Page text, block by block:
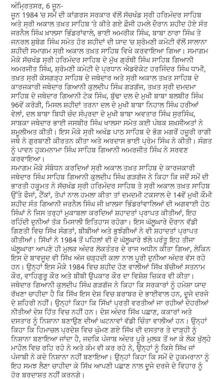
ਅੰਮ੍ਰਿਤਸਰ, 6 ਜੂਨ-
ਜੂਨ 1984 ’ਚ ਸਮੇਂ ਦੀ ਕਾਂਗਰਸ ਸਰਕਾਰ ਵੱਲੋਂ ਸੱਚਖੰਡ ਸ੍ਰੀ ਹਰਿਮੰਦਰ ਸਾਹਿਬ
ਅਤੇ ਸ੍ਰੀ ਅਕਾਲ ਤਖ਼ਤ ਸਾਹਿਬ ’ਤੇ ਕੀਤੇ ਗਏ ਫ਼ੌਜੀ ਹਮਲੇ ਦੌਰਾਨ ਸ਼ਹੀਦ ਹੋਏ ਸੰਤ
ਜਰਨੈਲ ਸਿੰਘ ਖ਼ਾਲਸਾ ਭਿੰਡਰਾਂਵਾਲੇ, ਭਾਈ ਅਮਰੀਕ ਸਿੰਘ, ਬਾਬਾ ਠਾਰਾ ਸਿੰਘ ਤੇ
ਜਨਰਲ ਸ਼ੁਬੇਗ ਸਿੰਘ ਸਮੇਤ ਹੋਰ ਸ਼ਹੀਦਾਂ ਦੀ ਯਾਦ ’ਚ ਸ਼੍ਰੋਮਣੀ ਕਮੇਟੀ ਵੱਲੋਂ ਸਾਲਾਨਾ
ਸ਼ਹੀਦੀ ਸਮਾਗਮ ਸ੍ਰੀ ਅਕਾਲ ਤਖ਼ਤ ਸਾਹਿਬ ਵਿਖੇ ਕਰਵਾਇਆ ਗਿਆ। ਸਮਾਗਮ
ਮੌਕੇ ਸੱਚਖੰਡ ਸ੍ਰੀ ਹਰਿਮੰਦਰ ਸਾਹਿਬ ਦੇ ਮੁੱਖ ਗ੍ਰੰਥੀ ਸਿੰਘ ਸਾਹਿਬ ਗਿਆਨੀ
ਅਮਰਜੀਤ ਸਿੰਘ, ਸ਼੍ਰੋਮਣੀ ਕਮੇਟੀ ਦੇ ਪ੍ਰਧਾਨ ਐਡਵੋਕੇਟ ਹਰਜਿੰਦਰ ਸਿੰਘ ਧਾਮੀ,
ਤਖ਼ਤ ਸ੍ਰੀ ਕੇਸਗੜ੍ਹ ਸਾਹਿਬ ਦੇ ਜਥੇਦਾਰ ਅਤੇ ਸ੍ਰੀ ਅਕਾਲ ਤਖ਼ਤ ਸਾਹਿਬ ਦੇ
ਕਾਰਜਕਾਰੀ ਜਥੇਦਾਰ ਗਿਆਨੀ ਕੁਲਦੀਪ ਸਿੰਘ ਗੜਗੱਜ, ਤਖ਼ਤ ਸ੍ਰੀ ਦਮਦਮਾ
ਸਾਹਿਬ ਦੇ ਜਥੇਦਾਰ ਗਿਆਨੀ ਟੇਕ ਸਿੰਘ, ਬੁੱਢਾ ਦਲ ਦੇ ਮੁਖੀ ਬਾਬਾ ਬਲਬੀਰ ਸਿੰਘ
96ਵੇਂ ਕਰੋੜੀ, ਮਿਸਲ ਸ਼ਹੀਦਾਂ ਤਰਨਾ ਦਲ ਦੇ ਮੁਖੀ ਬਾਬਾ ਨਿਹਾਲ ਸਿੰਘ ਹਰੀਆਂ
ਵੇਲਾਂ, ਦਲ ਬਾਬਾ ਬਿਧੀ ਚੰਦ ਸੰਪ੍ਰਦਾ ਦੇ ਮੁਖੀ ਬਾਬਾ ਅਵਤਾਰ ਸਿੰਘ ਸੁਰਸਿੰਘ,
ਸਾਬਕਾ ਜਥੇਦਾਰ ਭਾਈ ਜਸਬੀਰ ਸਿੰਘ ਖਾਲਸਾ ਸਮੇਤ ਕਈ ਪੰਥਕ ਸ਼ਖ਼ਸੀਅਤਾਂ ਨੇ
ਸ਼ਮੂਲੀਅਤ ਕੀਤੀ। ਇਸ ਮੌਕੇ ਸ੍ਰੀ ਅਖੰਡ ਪਾਠ ਸਾਹਿਬ ਦੇ ਭੋਗ ਮਗਰੋਂ ਹਜ਼ੂਰੀ ਰਾਗੀ
ਜਥੇ ਨੇ ਗੁਰਬਾਣੀ ਕੀਰਤਨ ਕੀਤਾ ਅਤੇ ਅਰਦਾਸ ਭਾਈ ਪ੍ਰੇਮ ਸਿੰਘ ਨੇ ਕੀਤੀ। ਸੰਗਤ
ਨੂੰ ਪਾਵਨ ਹੁਕਮਨਾਮਾ ਸਿੰਘ ਸਾਹਿਬ ਗਿਆਨੀ ਅਮਰਜੀਤ ਸਿੰਘ ਨੇ ਸਰਵਣ
ਕਰਵਾਇਆ।
ਸਮਾਗਮ ਮੌਕੇ ਸੰਬੋਧਨ ਕਰਦਿਆਂ ਸ੍ਰੀ ਅਕਾਲ ਤਖ਼ਤ ਸਾਹਿਬ ਦੇ ਕਾਰਜਕਾਰੀ
ਜਥੇਦਾਰ ਸਿੰਘ ਸਾਹਿਬ ਗਿਆਨੀ ਕੁਲਦੀਪ ਸਿੰਘ ਗੜਗੱਜ ਨੇ ਕਿਹਾ ਕਿ ਜਦੋਂ ਸਮੇਂ ਦੀ
ਭਾਰਤੀ ਹਕੂਮਤ ਨੇ ਸੱਚਖੰਡ ਸ੍ਰੀ ਹਰਿਮੰਦਰ ਸਾਹਿਬ ਤੇ ਸ੍ਰੀ ਅਕਾਲ ਤਖ਼ਤ ਸਾਹਿਬ
ਉੱਤੇ ਫੌਜਾਂ, ਟੈਂਕਾਂ, ਤੋਪਾਂ ਨਾਲ ਹਮਲਾ ਕੀਤਾ ਤਾਂ ਦਮਦਮੀ ਟਕਸਾਲ ਦੇ 14ਵੇਂ ਮੁਖੀ ਕੌਮੀ
ਸ਼ਹੀਦ ਸੰਤ ਗਿਆਨੀ ਜਰਨੈਲ ਸਿੰਘ ਜੀ ਖ਼ਾਲਸਾ ਭਿੰਡਰਾਂਵਾਲਿਆਂ ਦੀ ਅਗਵਾਈ ਹੇਠ
ਸਿੰਘਾਂ ਨੇ ਜਿਸ ਤਰ੍ਹਾਂ ਮੁਕਾਬਲਾ ਕਰਦਿਆਂ ਸ਼ਹਾਦਤਾਂ ਪ੍ਰਾਪਤ ਕੀਤੀਆਂ, ਇਹ
ਰਹਿੰਦੀ ਦੁਨੀਆਂ ਤੱਕ ਮਿਸਾਲੀ ਇਤਿਹਾਸ ਰਹੇਗਾ। ਇਸ ਘੱਲੂਘਾਰੇ ਦੌਰਾਨ ਵੱਡੀ
ਗਿਣਤੀ ਵਿਚ ਸਿੱਖ ਸੰਗਤਾਂ, ਬੀਬੀਆਂ ਅਤੇ ਭੁਝੰਗੀਆਂ ਨੇ ਵੀ ਸ਼ਹਾਦਤਾਂ ਪ੍ਰਾਪਤ
ਕੀਤੀਆਂ। ਸਿੱਖਾਂ ਨੇ 1984 ਤੋਂ ਪਹਿਲਾਂ ਵੀ ਦੋ ਘੱਲੂਘਾਰੇ ਝੱਲੇ ਪਰੰਤੂ ਇਹ ਤੀਜਾ
ਘੱਲੂਘਾਰਾ ਆਪਣੇ ਹੀ ਮੁਲਕ ਅੰਦਰ ਲੋਕਤੰਤਰ ਦੇ ਰਾਜ ਅਧੀਨ ਕੀਤਾ ਗਿਆ, ਲੇਕਿਨ
ਇਸ ਦੇ ਬਾਵਜੂਦ ਵੀ ਸਿੱਖ ਅੱਜ ਚੜ੍ਹਦੀ ਕਲਾ ਨਾਲ ਪੂਰੀ ਦੁਨੀਆ ਅੰਦਰ ਵੱਸ ਰਹੇ
ਹਨ। ਉਨ੍ਹਾਂ ਇਸ ਮੌਕੇ 1984 ਵਿਚ ਸ਼ਹੀਦ ਹੋਣ ਵਾਲੀਆਂ ਸਿੱਖ ਬੱਚੀਆਂ ਸਤਨਾਮ
ਕੌਰ, ਵਾਹਿਗੁਰੂ ਕੌਰ ਅਤੇ ਬੀਬੀ ਉਪਕਾਰ ਕੌਰ ਦਾ ਵਿਸ਼ੇਸ਼ ਜ਼ਿਕਰ ਵੀ ਕੀਤਾ।
ਜਥੇਦਾਰ ਗਿਆਨੀ ਕੁਲਦੀਪ ਸਿੰਘ ਗੜਗੱਜ ਨੇ ਕਿਹਾ ਕਿ ਸਰਕਾਰਾਂ ਨੂੰ ਹਮੇਸ਼ਾ ਯਾਦ
ਰੱਖਣਾ ਚਾਹੀਦਾ ਹੈ ਕਿ ਸਿੱਖ ਇਸ ਦੇਸ਼ ਵਿਚ ਬਰਾਬਰ ਦੇ ਭਾਈਵਾਲ ਹਨ, ਦੂਜੇ ਦਰਜੇ
ਦੇ ਸ਼ਹਿਰੀ ਨਹੀਂ। ਉਨ੍ਹਾਂ ਕਿਹਾ ਕਿ ਸਿੱਖਾਂ ਪ੍ਰਤੀ ਵਰਤੀਆਂ ਜਾ ਰਹੀਆਂ ਦੋਹਰੀਆਂ
ਨੀਤੀਆਂ ਦੇਸ਼ ਹਿੱਤ ਵਿਚ ਨਹੀਂ ਹਨ। ਦੇਸ਼ ਅੰਦਰ ਸਿੱਖ ਪਛਾਣ, ਕਕਾਰਾਂ ਅਤੇ
ਦਸਤਾਰ ਨੂੰ ਨਿਸ਼ਾਨਾ ਬਣਾਉਣ ਦੀਆਂ ਘਟਨਾਵਾਂ ਵੱਡੀ ਚਿੰਤਾ ਵਾਲੀਆਂ ਹਨ। ਉਨ੍ਹਾਂ
ਕਿਹਾ ਕਿ ਹਿਮਾਚਲ ਪ੍ਰਦੇਸ਼ ਵਿਚ ਘੁੰਮਣ ਗਏ ਸਿੱਖ ਦੀ ਦਸਤਾਰ ਤੇ ਦਾੜ੍ਹੀ ਨੂੰ
ਨਿਸ਼ਾਨਾ ਬਣਾਇਆ ਜਾਂਦਾ ਹੈ, ਜਦਕਿ ਪੰਜਾਬ ਅੰਦਰ ਪੂਰੇ ਮੁਲਕ ਤੋਂ ਆ ਕੇ ਲੋਕ ਖੁੱਲ੍ਹੇ
ਮਾਹੌਲ ਵਿਚ ਰਹਿ ਰਹੇ ਨੇ ਅਤੇ ਕੰਮ ਵੀ ਕਰ ਰਹੇ ਨੇ, ਉਨ੍ਹਾਂ ਨੂੰ ਕਿਸੇ ਸਿੱਖ ਜਾਂ
ਪੰਜਾਬੀ ਨੇ ਕਦੇ ਨਿਸ਼ਾਨਾ ਨਹੀਂ ਬਣਾਇਆ। ਉਨ੍ਹਾਂ ਕਿਹਾ ਕਿ ਸਮੇਂ ਦੇ ਹੁਕਮਰਾਨਾ ਨੂੰ
ਇਹ ਸਮਝ ਲੈਣਾ ਚਾਹੀਦਾ ਕੇ ਸਿੱਖ ਆਪਣੀ ਪਛਾਣ ਨਾਲ ਦੂਜੇ ਦਰਜੇ ਦੇ ਵਿਹਾਰ ਨੂੰ
ਹੋਰ ਬਰਦਾਸ਼ਤ ਨਹੀਂ ਕਰਨਗੇ।